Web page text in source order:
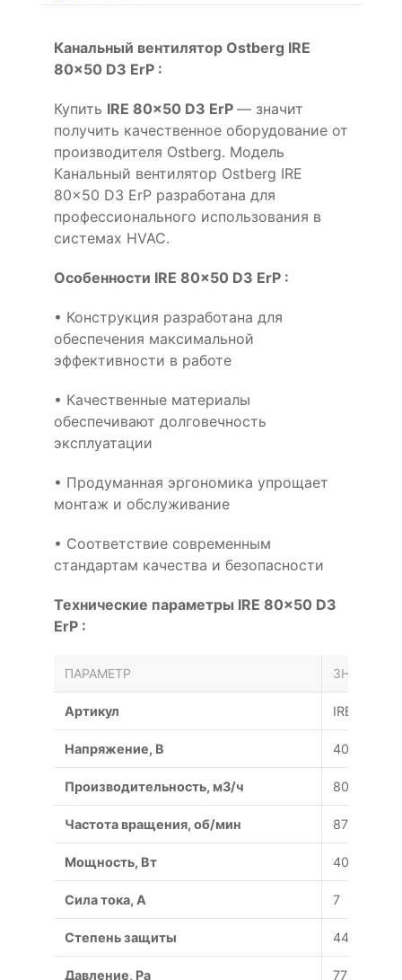
Канальный вентилятор Ostberg IRE
80x50 D3 ErP :
Купить IRE 80x50 D3 ErP — значит
получить качественное оборудование от
производителя Ostberg. Модель
Канальный вентилятор Ostberg IRE
80x50 D3 ErP разработана для
профессионального использования в
системах HVAC.
Особенности IRE 80x50 D3 ErP :
• Конструкция разработана для
обеспечения максимальной
эффективности в работе
• Качественные материалы
обеспечивают долговечность
эксплуатации
• Продуманная эргономика упрощает
монтаж и обслуживание
• Соответствие современным
стандартам качества и безопасности
Технические параметры IRE 80x50 D3
ErP :
ПАРАМЕТР ЗНАЧЕНИЕ
Артикул IRE 80x50
Напряжение, В 400/50
Производительность, м3/ч 8000
Частота вращения, об/мин 870
Мощность, Вт 4000
Сила тока, A 7
Степень защиты 44/54
Давление, Pa 770